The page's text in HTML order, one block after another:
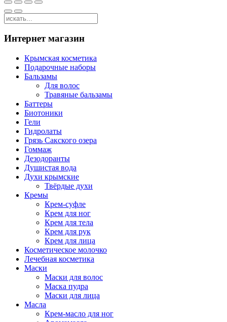
Интернет магазин
Крымская косметика
Подарочные наборы
Бальзамы
Для волос
Травяные бальзамы
Баттеры
Биотоники
Гели
Гидролаты
Грязь Сакского озера
Гоммаж
Дезодоранты
Душистая вода
Духи крымские
Твёрдые духи
Кремы
Крем-суфле
Крем для ног
Крем для тела
Крем для рук
Крем для лица
Косметическое молочко
Лечебная косметика
Маски
Маски для волос
Маска пудра
Маски для лица
Масла
Крем-масло для ног